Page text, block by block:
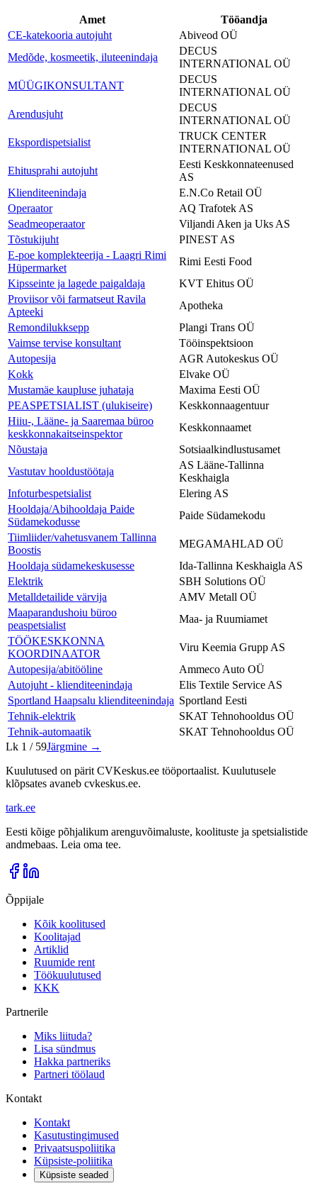
Amet
Tööandja
CE-katekooria autojuht
Abiveod OÜ
Medõde, kosmeetik, iluteenindaja
DECUS
INTERNATIONAL OÜ
MÜÜGIKONSULTANT
DECUS
INTERNATIONAL OÜ
Arendusjuht
DECUS
INTERNATIONAL OÜ
Ekspordispetsialist
TRUCK CENTER
INTERNATIONAL OÜ
Ehitusprahi autojuht
Eesti Keskkonnateenused
AS
Klienditeenindaja
E.N.Co Retail OÜ
Operaator
AQ Trafotek AS
Seadmeoperaator
Viljandi Aken ja Uks AS
Tõstukijuht
PINEST AS
E-poe komplekteerija - Laagri Rimi
Hüpermarket
Rimi Eesti Food
Kipsseinte ja lagede paigaldaja
KVT Ehitus OÜ
Proviisor või farmatseut Ravila
Apteeki
Apotheka
Remondilukksepp
Plangi Trans OÜ
Vaimse tervise konsultant
Tööinspektsioon
Autopesija
AGR Autokeskus OÜ
Kokk
Elvake OÜ
Mustamäe kaupluse juhataja
Maxima Eesti OÜ
PEASPETSIALIST (ulukiseire)
Keskkonnaagentuur
Hiiu-, Lääne- ja Saaremaa büroo
keskkonnakaitseinspektor
Keskkonnaamet
Nõustaja
Sotsiaalkindlustusamet
Vastutav hooldustöötaja
AS Lääne-Tallinna
Keskhaigla
Infoturbespetsialist
Elering AS
Hooldaja/Abihooldaja Paide
Südamekodusse
Paide Südamekodu
Tiimliider/vahetusvanem Tallinna
Boostis
MEGAMAHLAD OÜ
Hooldaja südamekeskusesse
Ida-Tallinna Keskhaigla AS
Elektrik
SBH Solutions OÜ
Metalldetailide värvija
AMV Metall OÜ
Maaparandushoiu büroo
peaspetsialist
Maa- ja Ruumiamet
TÖÖKESKKONNA
KOORDINAATOR
Viru Keemia Grupp AS
Autopesija/abitööline
Ammeco Auto OÜ
Autojuht - klienditeenindaja
Elis Textile Service AS
Sportland Haapsalu klienditeenindaja Sportland Eesti
Tehnik-elektrik
SKAT Tehnohooldus OÜ
Tehnik-automaatik
SKAT Tehnohooldus OÜ
Lk 1 / 59Järgmine →
Kuulutused on pärit CVKeskus.ee tööportaalist. Kuulutusele
klõpsates avaneb cvkeskus.ee.
tark.ee
Eesti kõige põhjalikum arenguvõimaluste, koolituste ja spetsialistide
andmebaas. Leia oma tee.
Õppijale
Kõik koolitused
Koolitajad
Artiklid
Ruumide rent
Töökuulutused
KKK
Partnerile
Miks liituda?
Lisa sündmus
Hakka partneriks
Partneri töölaud
Kontakt
Kontakt
Kasutustingimused
Privaatsuspoliitika
Küpsiste-poliitika
Küpsiste seaded